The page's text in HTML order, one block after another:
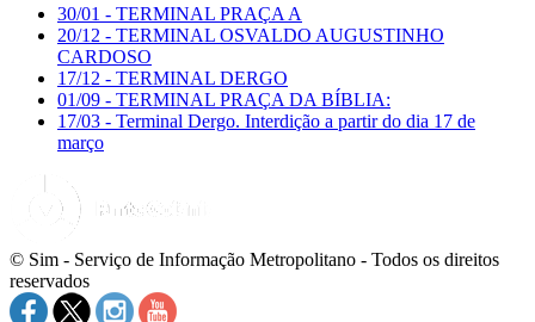
30/01 - TERMINAL PRAÇA A
20/12 - TERMINAL OSVALDO AUGUSTINHO
CARDOSO
17/12 - TERMINAL DERGO
01/09 - TERMINAL PRAÇA DA BÍBLIA:
17/03 - Terminal Dergo. Interdição a partir do dia 17 de
março
© Sim - Serviço de Informação Metropolitano - Todos os direitos
reservados